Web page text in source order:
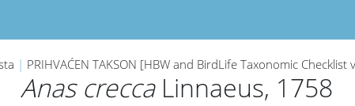
| PRIHVAĆEN TAKSON [HBW and BirdLife Taxonomic Checklist
Anas crecca Linnaeus, 1758